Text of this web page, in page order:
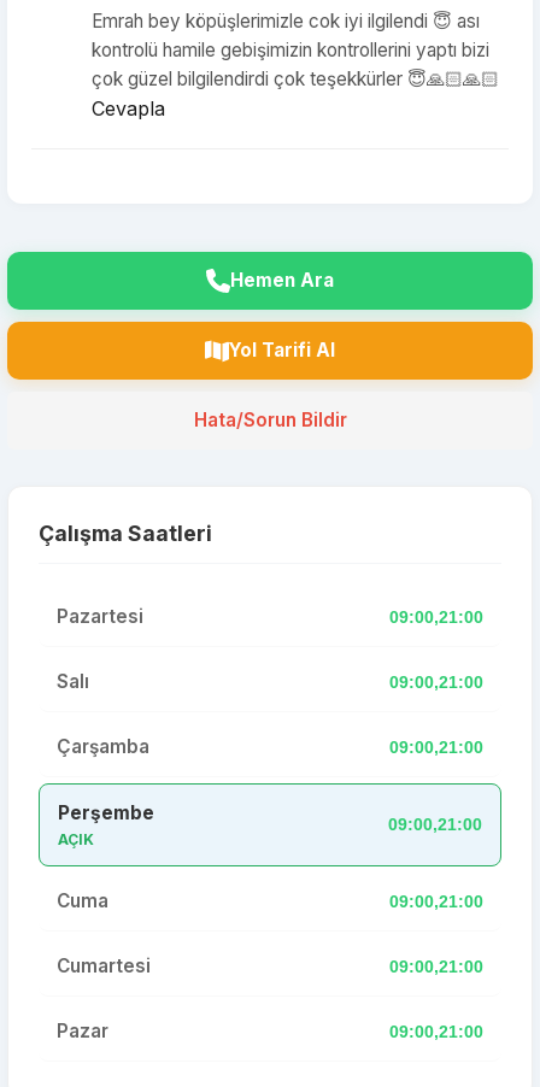
Emrah bey köpüşlerimizle cok iyi ilgilendi 😇 ası
kontrolü hamile gebişimizin kontrollerini yaptı bizi
çok güzel bilgilendirdi çok teşekkürler 😇🙏🏻🙏🏻
Cevapla
Hemen Ara
Yol Tarifi Al
Hata/Sorun Bildir
Çalışma Saatleri
Pazartesi 09:00,21:00
Salı 09:00,21:00
Çarşamba 09:00,21:00
Perşembe
AÇIK
09:00,21:00
Cuma 09:00,21:00
Cumartesi 09:00,21:00
Pazar 09:00,21:00